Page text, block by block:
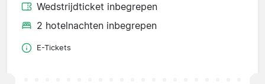
Wedstrijdticket inbegrepen
2 hotelnachten inbegrepen
E-Tickets